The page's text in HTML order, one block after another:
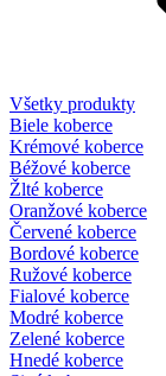
Všetky produkty
Biele koberce
Krémové koberce
Béžové koberce
Žlté koberce
Oranžové koberce
Červené koberce
Bordové koberce
Ružové koberce
Fialové koberce
Modré koberce
Zelené koberce
Hnedé koberce